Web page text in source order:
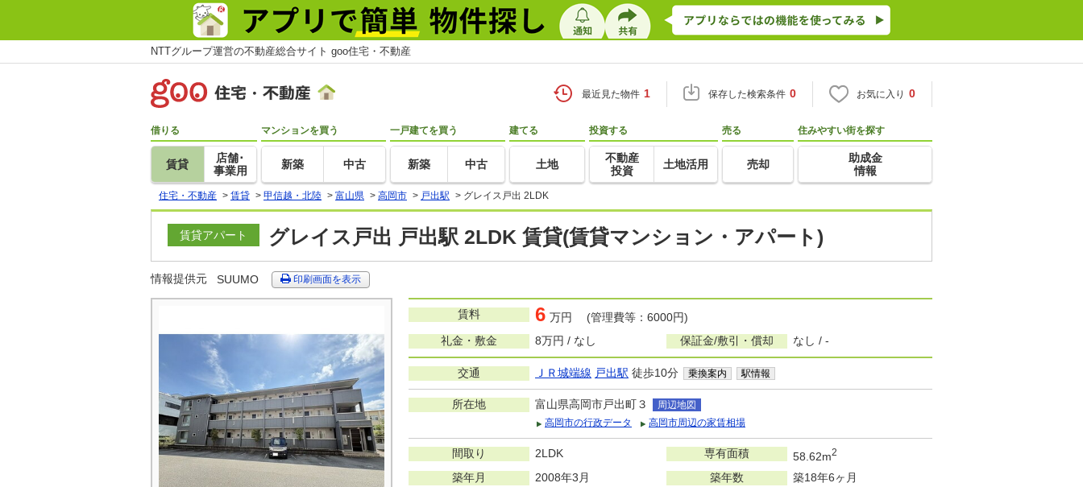
NTTグループ運営の不動産総合サイト goo住宅・不動産
最近見た物件 1 保存した検索条件 0 お気に入り 0
借りる
賃貸
店舗･
事業用
マンションを買う
新築 中古
一戸建てを買う
新築 中古
建てる
土地
投資する
不動産
投資
土地活用
売る
売却
住みやすい街を探す
助成金
情報
住宅・不動産 > 賃貸 > 甲信越・北陸 > 富山県 > 高岡市 > 戸出駅 > グレイス戸出 2LDK
賃貸アパート グレイス戸出 戸出駅 2LDK 賃貸(賃貸マンション・アパート)
情報提供元 SUUMO 印刷画面を表示
賃料 6 万円 (管理費等：6000円)
礼金・敷金
8万円 / なし 保証金/敷引・償却 なし / -
交通 ＪＲ城端線 戸出駅 徒歩10分 乗換案内 駅情報
所在地 富山県高岡市戸出町３
周辺地図
高岡市の行政データ
高岡市周辺の家賃相場
間取り 2LDK 専有面積 58.62m2
築年月 2008年3月 築年数 築18年6ヶ月